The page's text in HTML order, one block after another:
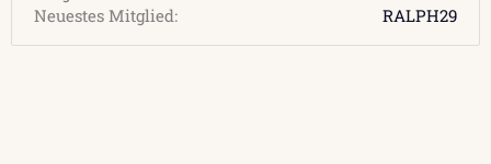
Neuestes Mitglied
RALPH29